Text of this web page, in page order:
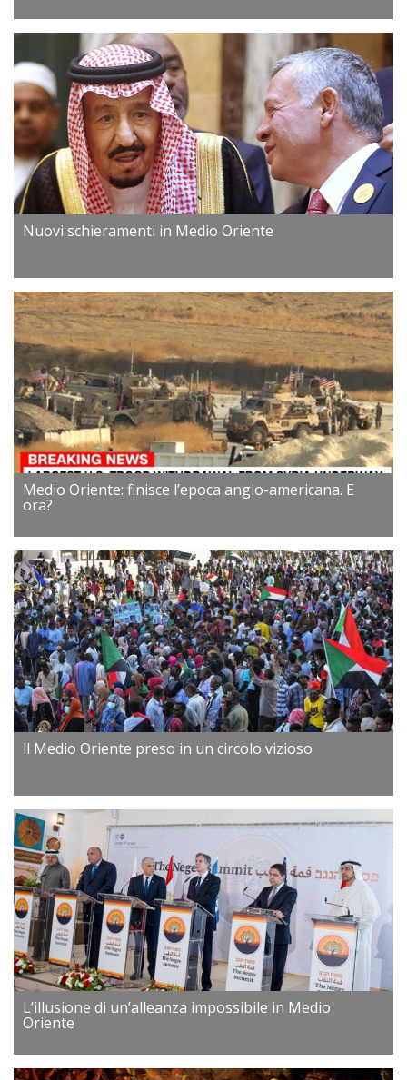
Nuovi schieramenti in Medio Oriente
Medio Oriente: finisce l’epoca anglo-americana. E
ora?
ll Medio Oriente preso in un circolo vizioso
L’illusione di un’alleanza impossibile in Medio
Oriente